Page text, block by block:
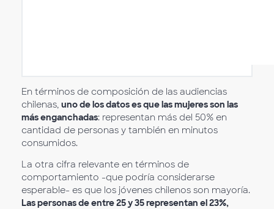
En términos de composición de las audiencias
chilenas, uno de los datos es que las mujeres son las
más enganchadas: representan más del 50% en
cantidad de personas y también en minutos
consumidos.
La otra cifra relevante en términos de
comportamiento -que podría considerarse
esperable- es que los jóvenes chilenos son mayoría.
Las personas de entre 25 y 35 representan el 23%,